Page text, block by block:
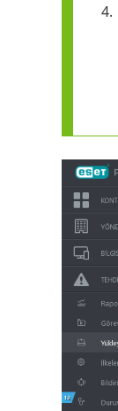
4.